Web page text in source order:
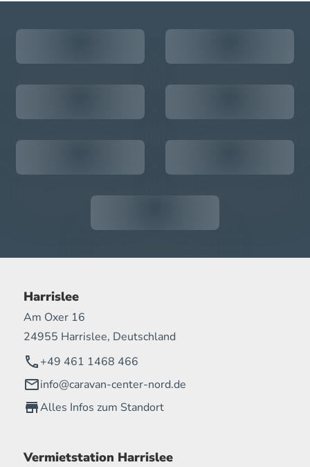
Harrislee
Am Oxer 16
24955 Harrislee, Deutschland
+49 461 1468 466
info@caravan-center-nord.de
Alles Infos zum Standort
Vermietstation Harrislee